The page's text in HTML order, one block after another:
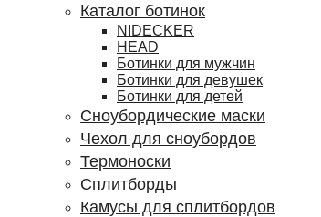
Каталог ботинок
NIDECKER
HEAD
Ботинки для мужчин
Ботинки для девушек
Ботинки для детей
Сноубордические маски
Чехол для сноубордов
Термоноски
Сплитборды
Камусы для сплитбордов